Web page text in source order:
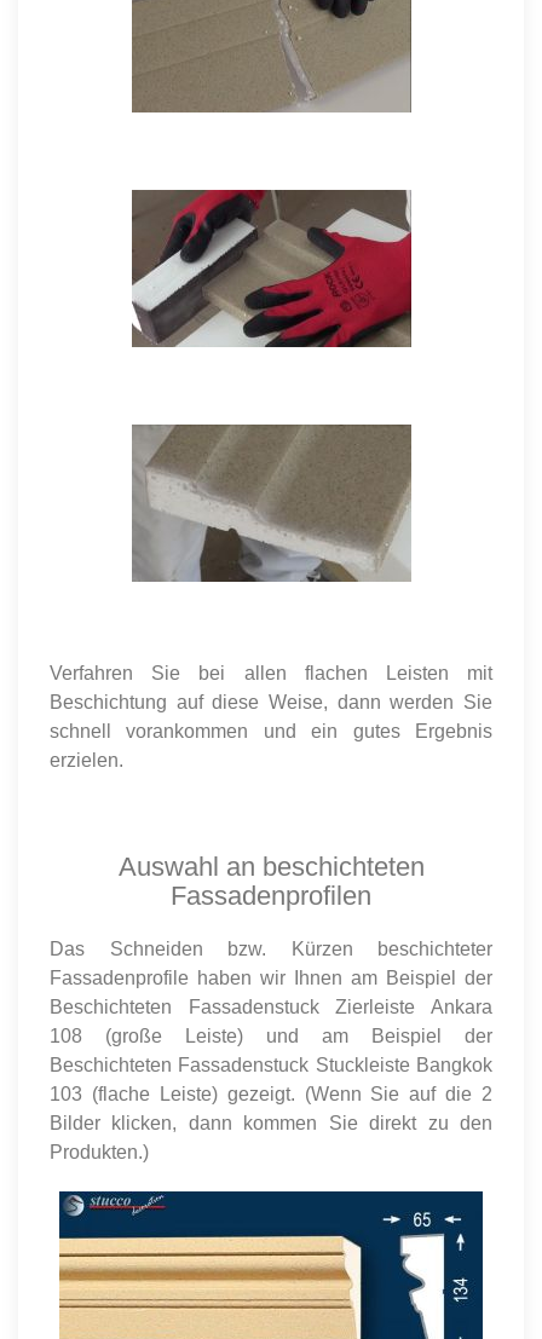
Verfahren Sie bei allen flachen Leisten mit
Beschichtung auf diese Weise, dann werden Sie
schnell vorankommen und ein gutes Ergebnis
erzielen.
Auswahl an beschichteten
Fassadenprofilen
Das Schneiden bzw. Kürzen beschichteter
Fassadenprofile haben wir Ihnen am Beispiel der
Beschichteten Fassadenstuck Zierleiste Ankara
108 (große Leiste) und am Beispiel der
Beschichteten Fassadenstuck Stuckleiste Bangkok
103 (flache Leiste) gezeigt. (Wenn Sie auf die 2
Bilder klicken, dann kommen Sie direkt zu den
Produkten.)